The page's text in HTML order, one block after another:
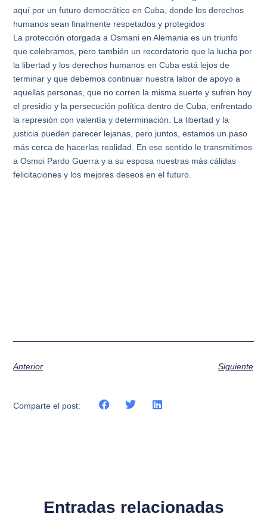
aquí por un futuro democrático en Cuba, donde los derechos
humanos sean finalmente respetados y protegidos
La protección otorgada a Osmani en Alemania es un triunfo
que celebramos, pero también un recordatorio que la lucha por
la libertad y los derechos humanos en Cuba está lejos de
terminar y que debemos continuar nuestra labor de apoyo a
aquellas personas, que no corren la misma suerte y sufren hoy
el presidio y la persecución política dentro de Cuba, enfrentado
la represión con valentía y determinación. La libertad y la
justicia pueden parecer lejanas, pero juntos, estamos un paso
más cerca de hacerlas realidad. En ese sentido le transmitimos
a Osmoi Pardo Guerra y a su esposa nuestras más cálidas
felicitaciones y los mejores deseos en el futuro.
Anterior Siguiente
Comparte el post:
Entradas relacionadas